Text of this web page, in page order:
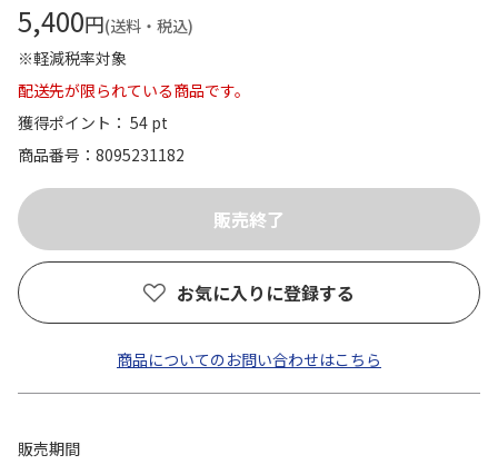
5,400円(送料・税込)
※軽減税率対象
配送先が限られている商品です。
獲得ポイント： 54 pt
商品番号
8095231182
お気に入りに登録する
商品についてのお問い合わせはこちら
販売期間